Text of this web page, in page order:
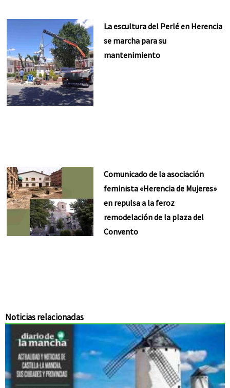
La escultura del Perlé en Herencia
se marcha para su
mantenimiento
Comunicado de la asociación
feminista «Herencia de Mujeres»
en repulsa a la feroz
remodelación de la plaza del
Convento
Noticias relacionadas